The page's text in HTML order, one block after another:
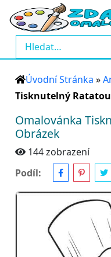
Úvodní Stránka »
Tisknutelný
Omalovánka
Obrázek
144 zobrazení
Podíl: